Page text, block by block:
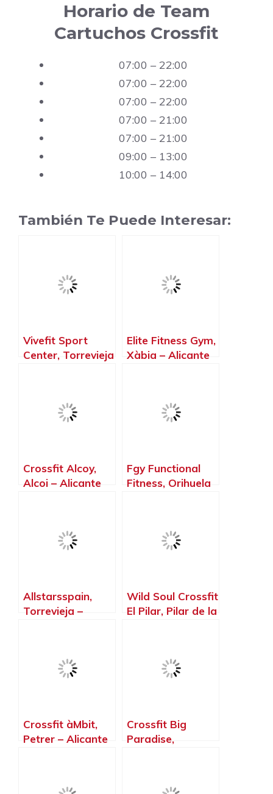
Horario de Team
Cartuchos Crossfit
07:00 – 22:00
07:00 – 22:00
07:00 – 22:00
07:00 – 21:00
07:00 – 21:00
09:00 – 13:00
10:00 – 14:00
También Te Puede Interesar:
Vivefit Sport
Center, Torrevieja
Elite Fitness Gym,
Xàbia – Alicante
Crossfit Alcoy,
Alcoi – Alicante
Fgy Functional
Fitness, Orihuela
Allstarsspain,
Torrevieja –
Wild Soul Crossfit
El Pilar, Pilar de la
Crossfit àMbit,
Petrer – Alicante
Crossfit Big
Paradise,